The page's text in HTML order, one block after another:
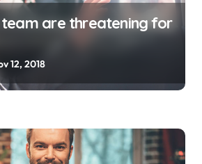
are threatening for
12, 2018